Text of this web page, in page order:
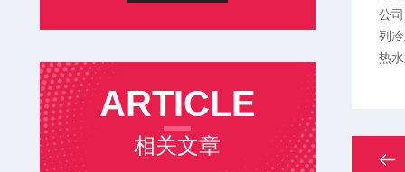
ARTICLE
相关文章
公
列
热